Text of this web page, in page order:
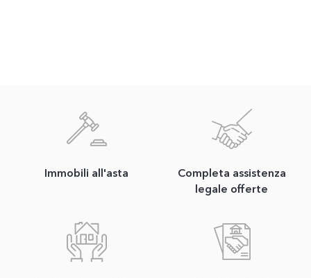
Immobili all'asta
Completa assistenza
legale offerte